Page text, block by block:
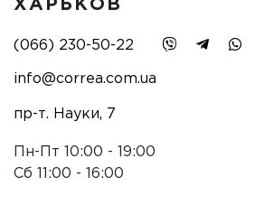
ХАРЬКОВ
(066) 230-50-22
info@correa.com.ua
пр-т. Науки, 7
Пн-Пт 10:00 - 19:00
Сб 11:00 - 16:00